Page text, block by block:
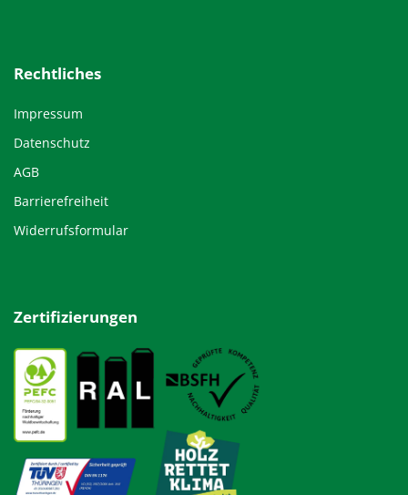
Rechtliches
Impressum
Datenschutz
AGB
Barrierefreiheit
Widerrufsformular
Zertifizierungen